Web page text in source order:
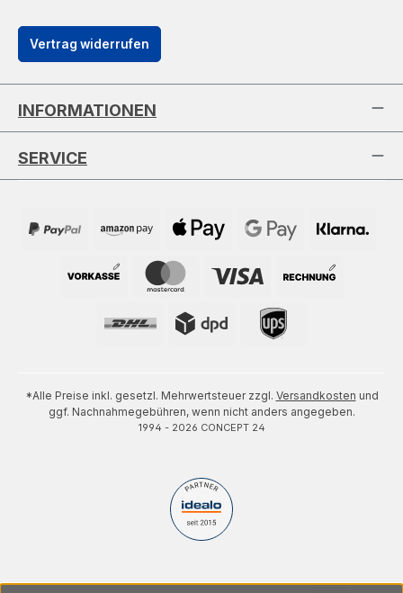
Vertrag widerrufen
INFORMATIONEN
SERVICE
*Alle Preise inkl. gesetzl. Mehrwertsteuer zzgl. Versandkosten und
ggf. Nachnahmegebühren, wenn nicht anders angegeben.
1994 - 2026 CONCEPT 24